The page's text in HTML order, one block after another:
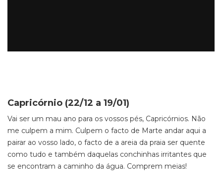
Capricórnio (22/12 a 19/01)
Vai ser um mau ano para os vossos pés, Capricórnios. Não
me culpem a mim. Culpem o facto de Marte andar aqui a
pairar ao vosso lado, o facto de a areia da praia ser quente
como tudo e também daquelas conchinhas irritantes que
se encontram a caminho da água. Comprem meias!